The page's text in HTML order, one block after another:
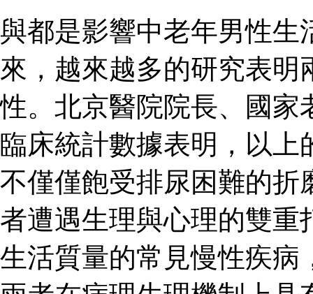
與都是影響中老年男性生
來，越來越多的研究表
性。北京醫院院長、國家
臨床統計數據表明，以上
不僅僅飽受排尿困難的折
者遭遇生理與心理的雙重
生活質量的常見慢性疾病